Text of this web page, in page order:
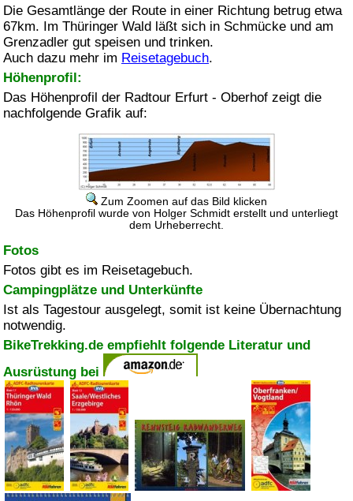
Die Gesamtlänge der Route in einer Richtung betrug etwa
67km. Im Thüringer Wald läßt sich in Schmücke und am
Grenzadler gut speisen und trinken.
Auch dazu mehr im Reisetagebuch.
Höhenprofil:
Das Höhenprofil der Radtour Erfurt - Oberhof zeigt die
nachfolgende Grafik auf:
Zum Zoomen auf das Bild klicken
Das Höhenprofil wurde von Holger Schmidt erstellt und unterliegt
dem Urheberrecht.
Fotos
Fotos gibt es im Reisetagebuch.
Campingplätze und Unterkünfte
Ist als Tagestour ausgelegt, somit ist keine Übernachtung
notwendig.
BikeTrekking.de empfiehlt folgende Literatur und
Ausrüstung bei